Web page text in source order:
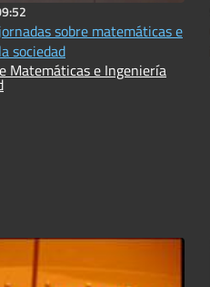
sobre matemáticas e
sociedad
Matemáticas e Ingeniería